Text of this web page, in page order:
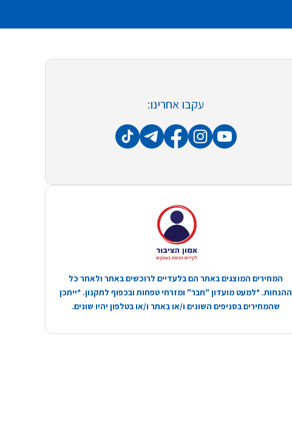
עקבו אחרינו:
המחירים המוצגים באתר הם בלעדיים לרוכשים באתר ולאחר כל
ההנחות. *למעט מועדון "חבר" ומזרחי טפחות ובכפוף לתקנון. *ייתכן
שהמחירים בסניפים השונים ו/או באתר ו/או בטלפון יהיו שונים.